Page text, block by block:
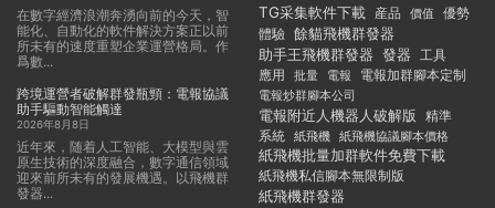
在數字經濟浪潮奔湧向前的今天，智
能化、自動化的軟件解決方案正以前
所未有的速度重塑企業運營格局。作
爲數...
跨境運營者破解群發瓶頸：電報協議
助手驅動智能觸達
2026年8月8日
近年來，随着人工智能、大模型與雲
原生技術的深度融合，數字通信領域
迎來前所未有的發展機遇。以飛機群
發器...
TG采集軟件下載 産品 價值 優勢
體驗 餘貓飛機群發器
助手王飛機群發器 發器 工具
應用
批量 電報 電報加群腳本定制
電報炒群腳本公司
電報附近人機器人破解版 精準
系統 紙飛機 紙飛機協議腳本價格
紙飛機批量加群軟件免費下載
紙飛機私信腳本無限制版
紙飛機群發器